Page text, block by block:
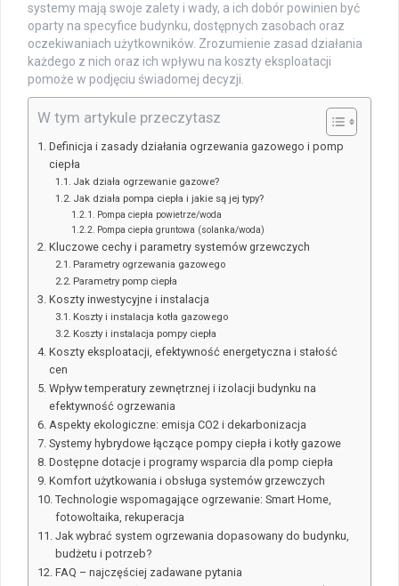
systemy mają swoje zalety i wady, a ich dobór powinien być
oparty na specyfice budynku, dostępnych zasobach oraz
oczekiwaniach użytkowników. Zrozumienie zasad działania
każdego z nich oraz ich wpływu na koszty eksploatacji
pomoże w podjęciu świadomej decyzji.
W tym artykule przeczytasz
Definicja i zasady działania ogrzewania gazowego i pomp
ciepła
Jak działa ogrzewanie gazowe?
Jak działa pompa ciepła i jakie są jej typy?
Pompa ciepła powietrze/woda
Pompa ciepła gruntowa (solanka/woda)
Kluczowe cechy i parametry systemów grzewczych
Parametry ogrzewania gazowego
Parametry pomp ciepła
Koszty inwestycyjne i instalacja
Koszty i instalacja kotła gazowego
Koszty i instalacja pompy ciepła
Koszty eksploatacji, efektywność energetyczna i stałość
cen
Wpływ temperatury zewnętrznej i izolacji budynku na
efektywność ogrzewania
Aspekty ekologiczne: emisja CO2 i dekarbonizacja
Systemy hybrydowe łączące pompy ciepła i kotły gazowe
Dostępne dotacje i programy wsparcia dla pomp ciepła
Komfort użytkowania i obsługa systemów grzewczych
Technologie wspomagające ogrzewanie: Smart Home,
fotowoltaika, rekuperacja
Jak wybrać system ogrzewania dopasowany do budynku,
budżetu i potrzeb?
FAQ – najczęściej zadawane pytania